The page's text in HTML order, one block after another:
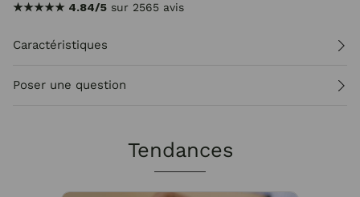
★★★★★ 4.84/5 sur 2565 avis
Caractéristiques
Poser une question
Tendances